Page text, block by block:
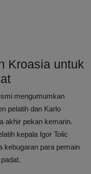
Kroasia untuk
mengumumkan
pelatih dan Karlo
akhir pekan kemarin.
kepala Igor Tolic
kebugaran para pemain